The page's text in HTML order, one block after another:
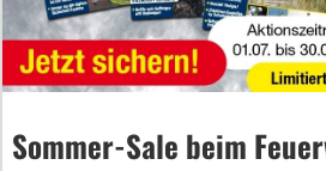
Sommer-Sale beim